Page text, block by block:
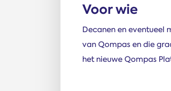
Voor wie
Decanen en eventueel
van Qompas en die
het nieuwe Qompas